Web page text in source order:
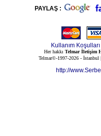
PAYLAŞ :
Kullanım Koşulları
Her hakkı Telmar İletişim
Telmar©-1997-2026 -
http://